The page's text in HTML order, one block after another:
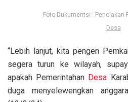
Foto Dukumentsi : Penolakan
Desa
“Lebih lanjut, kita pengen
segera turun ke wilayah,
apakah Pemerintahan Desa
duga menyelewengkan